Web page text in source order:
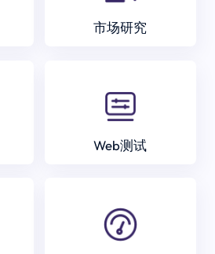
市场研究
Web测试